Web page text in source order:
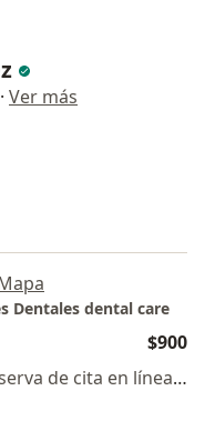
· Ver más
Dentales dental care
$900
Este especialista no ofrece reserva de cita en línea en esta dirección.